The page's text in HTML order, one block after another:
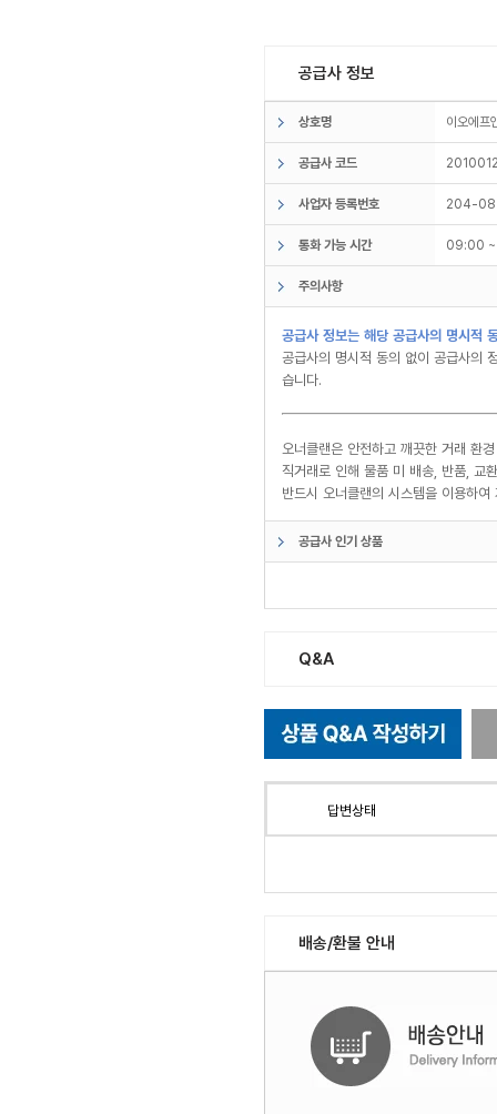
공급사 정보
상호명 이오에
공급사 코드
사업자 등록번호 204-
통화 가능 시간 09:00
주의사항
공급사 정보는 해당 공급사의 명시적
공급사의 명시적 동의 없이 공급사의
습니다.
오너클랜은 안전하고 깨끗한 거래 환
직거래로 인해 물품 미 배송, 반품, 교
반드시 오너클랜의 시스템을 이용하
공급사 인기 상품
Q&A
답변상태
배송/환불 안내